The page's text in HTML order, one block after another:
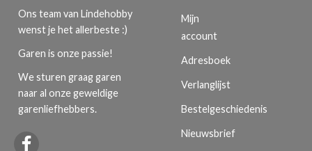
Ons team van Lindehobby
wenst je het allerbeste :)
Garen is onze passie!
We sturen graag garen
naar al onze geweldige
garenliefhebbers.
Mijn
account
Adresboek
Verlanglijst
Bestelgeschiedenis
Nieuwsbrief